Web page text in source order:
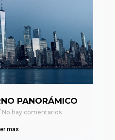
PANORÁMICO
No hay comentarios
mas